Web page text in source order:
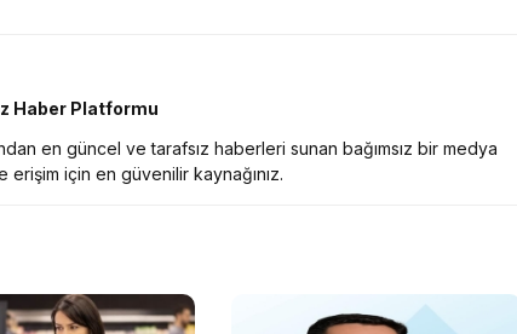
Haber Platformu
en güncel ve tarafsız haberleri sunan bağımsız bir medya
erişim için en güvenilir kaynağınız.